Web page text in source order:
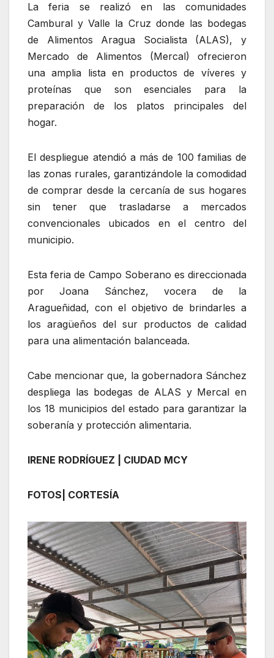
La feria se realizó en las comunidades
Cambural y Valle la Cruz donde las bodegas
de Alimentos Aragua Socialista (ALAS), y
Mercado de Alimentos (Mercal) ofrecieron
una amplia lista en productos de víveres y
proteínas que son esenciales para la
preparación de los platos principales del
hogar.
El despliegue atendió a más de 100 familias de
las zonas rurales, garantizándole la comodidad
de comprar desde la cercanía de sus hogares
sin tener que trasladarse a mercados
convencionales ubicados en el centro del
municipio.
Esta feria de Campo Soberano es direccionada
por Joana Sánchez, vocera de la
Aragueñidad, con el objetivo de brindarles a
los aragüeños del sur productos de calidad
para una alimentación balanceada.
Cabe mencionar que, la gobernadora Sánchez
despliega las bodegas de ALAS y Mercal en
los 18 municipios del estado para garantizar la
soberanía y protección alimentaria.
IRENE RODRÍGUEZ | CIUDAD MCY
FOTOS| CORTESÍA